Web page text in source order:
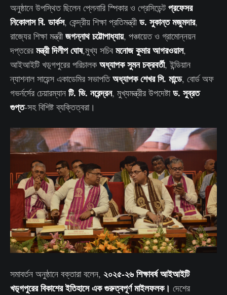
অনুষ্ঠানে উপস্থিত ছিলেন প্লেনারি স্পিকার ও প্রেসিডেন্টপ্রফেসর
নিকোলাস বি. ডার্কস, কেন্দ্রীয় শিক্ষা প্রতিমন্ত্রীড. সুকান্ত মজুমদার,
রাজ্যের শিক্ষা মন্ত্রীজগন্নাথ চট্টোপাধ্যায়, পঞ্চায়েত ও গ্রামোন্নয়ন
দপ্তরের মন্ত্রী দিলীপ ঘোষ,মুখ্য সচিব মনোজ কুমার আগরওয়াল,
আইআইটি খড়্গপুরের পরিচালকঅধ্যাপক সুমন চক্রবর্তী, ইন্ডিয়ান
ন্যাশনাল সায়েন্স একাডেমির সভাপতিঅধ্যাপক শেখর সি. মান্ডে, বোর্ড অফ
গভর্নর্সের চেয়ারম্যান টি. ভি. নরেন্দ্রন, মুখ্যমন্ত্রীর উপদেষ্টাড. সুব্রত
গুপ্ত-সহ বিশিষ্ট ব্যক্তিত্বরা।
সমাবর্তন অনুষ্ঠানে বক্তারা বলেন, ২০২৫-২৬ শিক্ষাবর্ষ আইআইটি
খড়্গপুরের বিকাশের ইতিহাসে এক গুরুত্বপূর্ণ মাইলফলক। দেশের